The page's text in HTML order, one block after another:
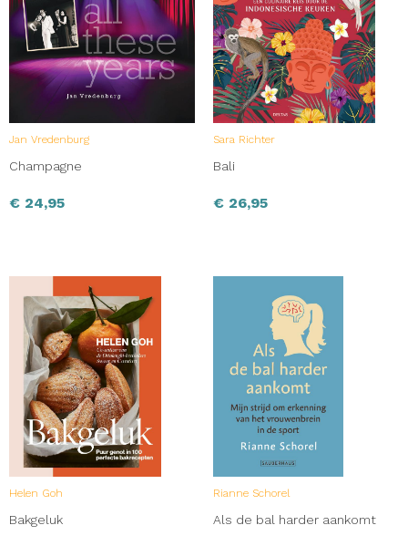
Jan Vredenburg
Champagne
€ 24,95
Sara Richter
Bali
€ 26,95
Helen Goh
Bakgeluk
Rianne Schorel
Als de bal harder aankomt